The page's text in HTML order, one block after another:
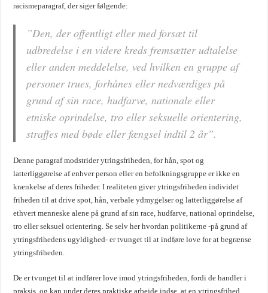
racismeparagraf, der siger følgende:
”Den, der offentligt eller med forsæt til
udbredelse i en videre kreds fremsætter udtalelse
eller anden meddelelse, ved hvilken en gruppe af
personer trues, forhånes eller nedværdiges på
grund af sin race, hudfarve, nationale eller
etniske oprindelse, tro eller seksuelle orientering,
straffes med bøde eller fængsel indtil 2 år”.
Denne paragraf modstrider ytringsfriheden, for hån, spot og
latterliggørelse af enhver person eller en befolkningsgruppe er ikke en
krænkelse af deres friheder. I realiteten giver ytringsfriheden individet
friheden til at drive spot, hån, verbale ydmygelser og latterliggørelse af
ethvert menneske alene på grund af sin race, hudfarve, national oprindelse,
tro eller seksuel orientering. Se selv her hvordan politikerne -på grund af
ytringsfrihedens ugyldighed- er tvunget til at indføre love for at begrænse
ytringsfriheden.
De er tvunget til at indfører love imod ytringsfriheden, fordi de handler i
praksis, og kan under deres praktiske arbejde indse, at en ytringsfrihed